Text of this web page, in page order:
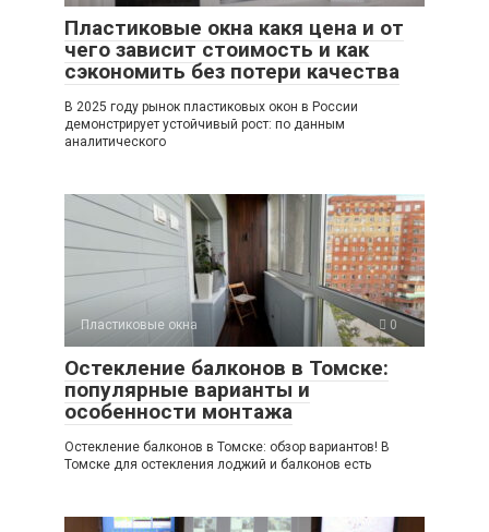
Пластиковые окна какя цена и от
чего зависит стоимость и как
сэкономить без потери качества
В 2025 году рынок пластиковых окон в России
демонстрирует устойчивый рост: по данным
аналитического
Пластиковые окна 0
Остекление балконов в Томске:
популярные варианты и
особенности монтажа
Остекление балконов в Томске: обзор вариантов! В
Томске для остекления лоджий и балконов есть